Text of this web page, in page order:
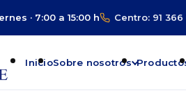
· 7:00 a 15:00 h Centro: 91 366
InicioSobre nosotros